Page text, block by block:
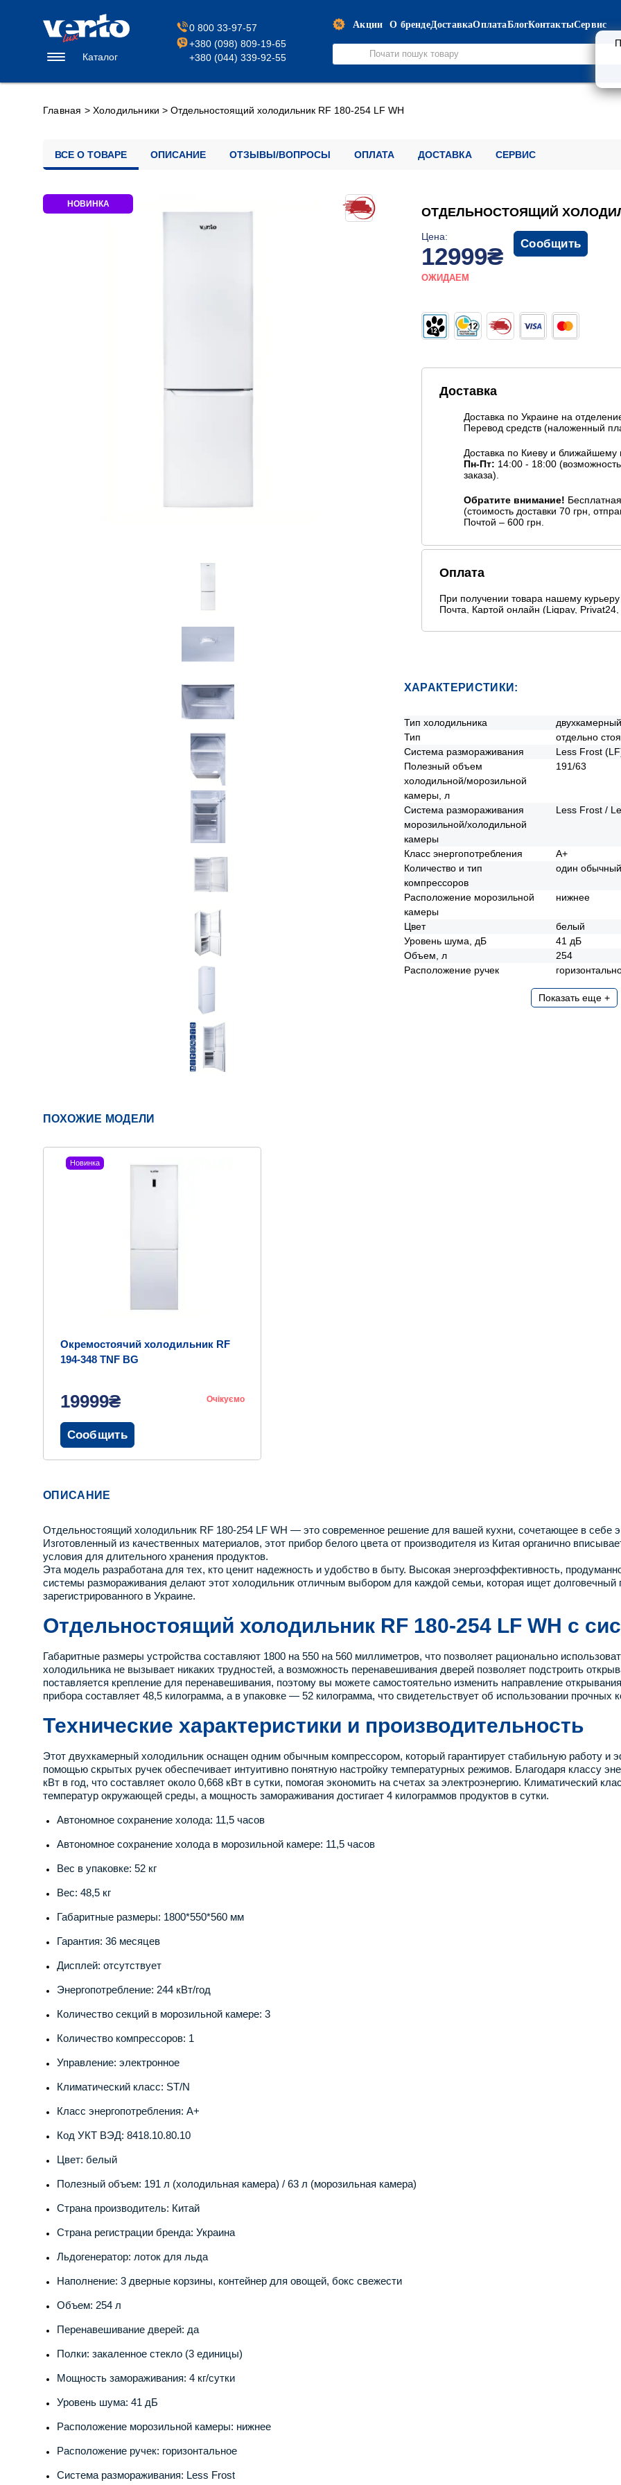
Каталог
0 800 33-97-57
+380 (098) 809-19-65
+380 (044) 339-92-55
Акции О брендеДоставкаОплатаБлогКонтактыСервис
Главная > Холодильники >Отдельностоящий холодильник RF 180-254 LF WH
ВСЕ О ТОВАРЕ ОПИСАНИЕ ОТЗЫВЫ/ВОПРОСЫ ОПЛАТА ДОСТАВКА СЕРВИС
НОВИНКА
ОТДЕЛЬНОСТОЯЩИЙ
Цена:
12999₴
ОЖИДАЕМ
Сообщить
Доставка
Доставка по Украине на
Перевод средств (наложенный
Доставка по Киеву и
Пн-Пт: 14:00 - 18:00
заказа).
Обратите внимание!
(стоимость доставки 70 грн,
Почтой – 600 грн.
Оплата
При получении товара нашему
Почта, Картой онлайн (Liqpay,
ХАРАКТЕРИСТИКИ:
Тип холодильника
Тип
отдельно
Система размораживания
Less Frost
Полезный объем
холодильной/морозильной
камеры, л
191/63
Система размораживания
морозильной/холодильной
камеры
Less Frost /
Класс энергопотребления
А+
Количество и тип
компрессоров
один
Расположение морозильной
камеры
нижнее
Цвет
белый
Уровень шума, дБ
41 дБ
Объем, л
254
Расположение ручек
Показать еще +
ПОХОЖИЕ МОДЕЛИ
Новинка
Окремостоячий холодильник RF
194-348 TNF BG
19999₴ Очікуємо
Сообщить
ОПИСАНИЕ
Отдельностоящий холодильник RF 180-254 LF WH — это современное решение для вашей кухни, сочетающее в себе
Изготовленный из качественных материалов, этот прибор белого цвета от производителя из Китая органично
условия для длительного хранения продуктов.
Эта модель разработана для тех, кто ценит надежность и удобство в быту. Высокая энергоэффективность,
системы размораживания делают этот холодильник отличным выбором для каждой семьи, которая ищет долговечный
зарегистрированного в Украине.
Отдельностоящий холодильник RF 180-254 LF WH с
Габаритные размеры устройства составляют 1800 на 550 на 560 миллиметров, что позволяет рационально
холодильника не вызывает никаких трудностей, а возможность перенавешивания дверей позволяет подстроить
поставляется крепление для перенавешивания, поэтому вы можете самостоятельно изменить направление
прибора составляет 48,5 килограмма, а в упаковке — 52 килограмма, что свидетельствует об использовании прочных
Технические характеристики и производительность
Этот двухкамерный холодильник оснащен одним обычным компрессором, который гарантирует стабильную работу и
помощью скрытых ручек обеспечивает интуитивно понятную настройку температурных режимов. Благодаря классу
кВт в год, что составляет около 0,668 кВт в сутки, помогая экономить на счетах за электроэнергию. Климатический
температур окружающей среды, а мощность замораживания достигает 4 килограммов продуктов в сутки.
Автономное сохранение холода: 11,5 часов
Автономное сохранение холода в морозильной камере: 11,5 часов
Вес в упаковке: 52 кг
Вес: 48,5 кг
Габаритные размеры: 1800*550*560 мм
Гарантия: 36 месяцев
Дисплей: отсутствует
Энергопотребление: 244 кВт/год
Количество секций в морозильной камере: 3
Количество компрессоров: 1
Управление: электронное
Климатический класс: ST/N
Класс энергопотребления: А+
Код УКТ ВЭД: 8418.10.80.10
Цвет: белый
Полезный объем: 191 л (холодильная камера) / 63 л (морозильная камера)
Страна производитель: Китай
Страна регистрации бренда: Украина
Льдогенератор: лоток для льда
Наполнение: 3 дверные корзины, контейнер для овощей, бокс свежести
Объем: 254 л
Перенавешивание дверей: да
Полки: закаленное стекло (3 единицы)
Мощность замораживания: 4 кг/сутки
Уровень шума: 41 дБ
Расположение морозильной камеры: нижнее
Расположение ручек: горизонтальное
Система размораживания: Less Frost